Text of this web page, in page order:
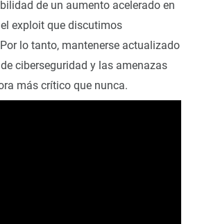
de un aumento acelerado en
exploit que discutimos
lo tanto, mantenerse actualizado
ciberseguridad y las amenazas
más crítico que nunca.